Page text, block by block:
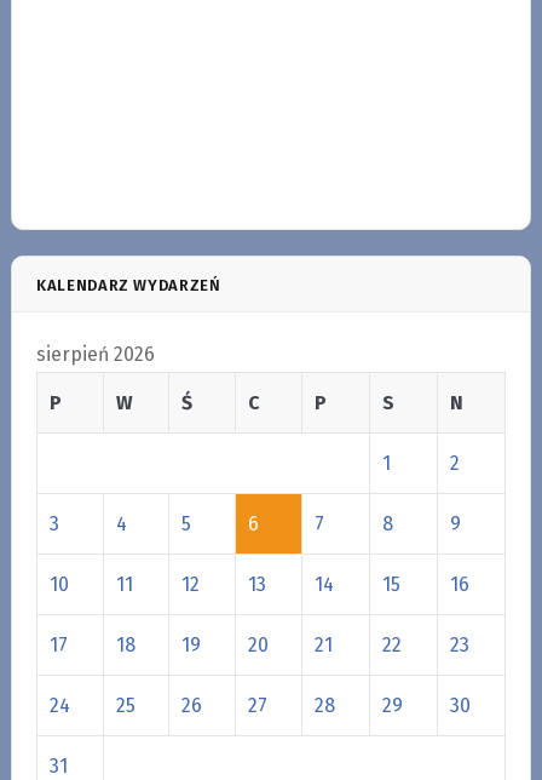
KALENDARZ WYDARZEŃ
sierpień 2026
P W Ś C P S N
1 2
3 4 5 6 7 8 9
10 11 12 13 14 15 16
17 18 19 20 21 22 23
24 25 26 27 28 29 30
31